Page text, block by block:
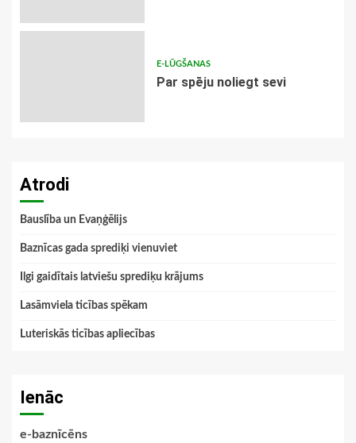
E-LŪGŠANAS
Par spēju noliegt sevi
Atrodi
Bauslība un Evaņģēlijs
Baznīcas gada sprediķi vienuviet
Ilgi gaidītais latviešu sprediķu krājums
Lasāmviela ticības spēkam
Luteriskās ticības apliecības
Ienāc
e-baznīcēns